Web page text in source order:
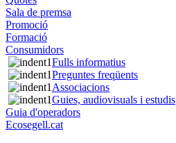
Sala de premsa
Promoció
Formació
Consumidors
Fulls informatius
Preguntes freqüents
Associacions
Guies, audiovisuals i estudis
Guia d'operadors
Ecosegell.cat